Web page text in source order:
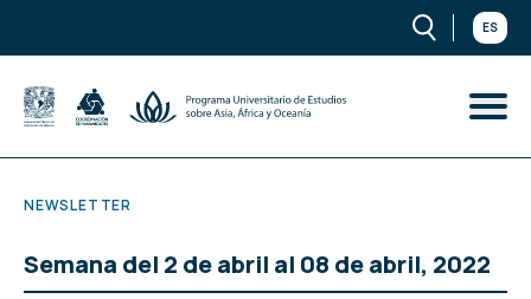
ES
NEWSLETTER
Semana del 2 de abril al 08 de abril, 2022